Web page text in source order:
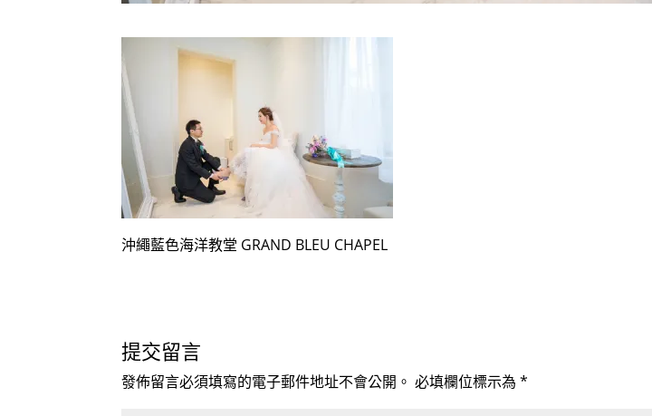
沖繩藍色海洋教堂 GRAND BLEU CHAPEL
提交留言
發佈留言必須填寫的電子郵件地址不會公開。 必填欄位標示為*